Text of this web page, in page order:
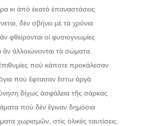
κι ἀπὸ ἑκατὸ ἐπαναστάσεις
δὲν σβήνει μὲ τὰ χρόνια
φθείρονται οἱ φυσιογνωμίες
ἂν ἀλλοιώνονται τὰ σώματα.
ποὺ κάποτε προκάλεσαν
ποὺ ἔφτασαν ἔστω ἀργὰ
δίχως ἀσφάλεια τῆς σάρκας
ποὺ δὲν ἔγιναν δημόσια
χωρισμῶν, στὶς ὁλικὲς ταυτίσεις.